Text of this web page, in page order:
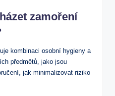
zamoření
kombinaci osobní hygieny a
předmětů, jako jsou
jak minimalizovat riziko